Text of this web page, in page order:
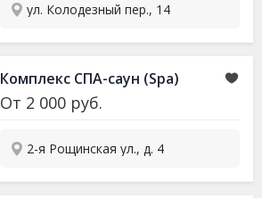
ул. Колодезный пер., 14
Комплекс СПА-саун (Spa)
От 2 000 руб.
2-я Рощинская ул., д. 4